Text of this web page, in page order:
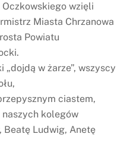
Oczkowskiego wzięli
Miasta Chrzanowa
Powiatu
„dojdą w żarze”, wszyscy
ciastem,
kolegów
Beatę Ludwig, Anetę